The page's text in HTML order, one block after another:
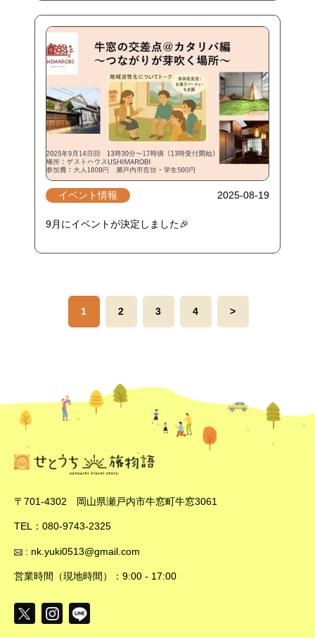
イベント情報 2025-08-19
9月にイベントが決定しました🎉
1 2 3 4 >
〒701-4302 岡山県瀬戸内市牛窓町牛窓3061
TEL：080-9743-2325
: nk.yuki0513@gmail.com
営業時間（現地時間）：9:00 - 17:00